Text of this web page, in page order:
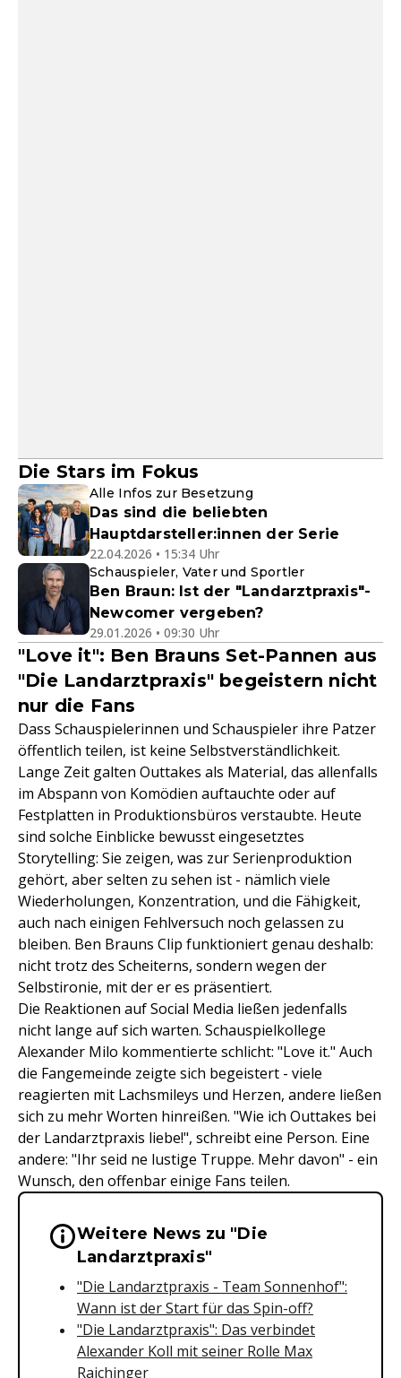
Die Stars im Fokus
Alle Infos zur Besetzung
Das sind die beliebten
Hauptdarsteller:innen der Serie
22.04.2026 • 15:34 Uhr
Schauspieler, Vater und Sportler
Ben Braun: Ist der "Landarztpraxis"-
Newcomer vergeben?
29.01.2026 • 09:30 Uhr
"Love it": Ben Brauns Set-Pannen aus
"Die Landarztpraxis" begeistern nicht
nur die Fans
Dass Schauspielerinnen und Schauspieler ihre Patzer
öffentlich teilen, ist keine Selbstverständlichkeit.
Lange Zeit galten Outtakes als Material, das allenfalls
im Abspann von Komödien auftauchte oder auf
Festplatten in Produktionsbüros verstaubte. Heute
sind solche Einblicke bewusst eingesetztes
Storytelling: Sie zeigen, was zur Serienproduktion
gehört, aber selten zu sehen ist - nämlich viele
Wiederholungen, Konzentration, und die Fähigkeit,
auch nach einigen Fehlversuch noch gelassen zu
bleiben. Ben Brauns Clip funktioniert genau deshalb:
nicht trotz des Scheiterns, sondern wegen der
Selbstironie, mit der er es präsentiert.
Die Reaktionen auf Social Media ließen jedenfalls
nicht lange auf sich warten. Schauspielkollege
Alexander Milo kommentierte schlicht: "Love it." Auch
die Fangemeinde zeigte sich begeistert - viele
reagierten mit Lachsmileys und Herzen, andere ließen
sich zu mehr Worten hinreißen. "Wie ich Outtakes bei
der Landarztpraxis liebe!", schreibt eine Person. Eine
andere: "Ihr seid ne lustige Truppe. Mehr davon" - ein
Wunsch, den offenbar einige Fans teilen.
Wichtige Hinweise &
Weitere News zu "Die
Landarztpraxis"
"Die Landarztpraxis - Team Sonnenhof":
Wann ist der Start für das Spin-off?
"Die Landarztpraxis": Das verbindet
Alexander Koll mit seiner Rolle Max
Raichinger